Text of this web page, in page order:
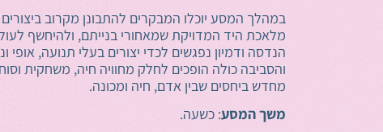
במהלך המסע יוכלו המבקרים להתבונן מקרוב
מלאכת היד המדויקת שמאחורי בנייתם, ולהיחשף
הנדסה ודמיון נפגשים לכדי יצורים בעלי תנועה, אופי
והסביבה כולה הופכים לחלק מחוויה חיה, משחקית
מחדש ביחסים שבין אדם, חיה ומכונה.
משך המסע: כשעה.